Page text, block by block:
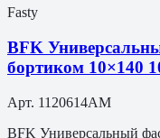
Fasty
BFK
бортиком 10×140
Арт. 1120614AM
BFK Универсальный